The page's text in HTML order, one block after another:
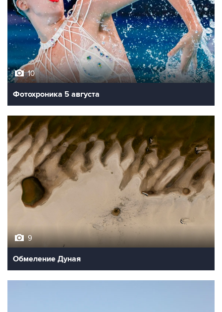
10
Фотохроника 5 августа
9
Обмеление Дуная